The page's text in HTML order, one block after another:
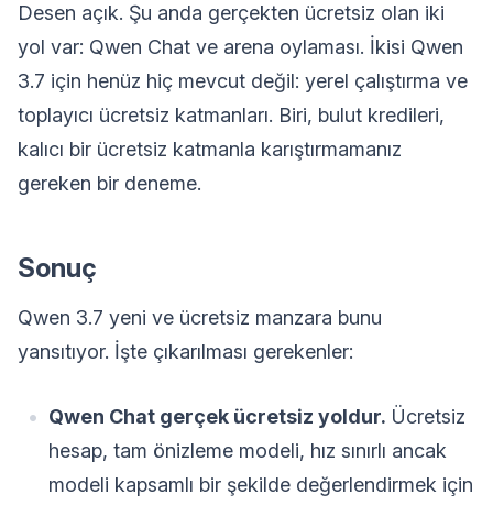
Desen açık. Şu anda gerçekten ücretsiz olan iki
yol var: Qwen Chat ve arena oylaması. İkisi Qwen
3.7 için henüz hiç mevcut değil: yerel çalıştırma ve
toplayıcı ücretsiz katmanları. Biri, bulut kredileri,
kalıcı bir ücretsiz katmanla karıştırmamanız
gereken bir deneme.
Sonuç
Qwen 3.7 yeni ve ücretsiz manzara bunu
yansıtıyor. İşte çıkarılması gerekenler:
Qwen Chat gerçek ücretsiz yoldur. Ücretsiz
hesap, tam önizleme modeli, hız sınırlı ancak
modeli kapsamlı bir şekilde değerlendirmek için